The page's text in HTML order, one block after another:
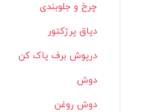
چرخ و جلوبندی
دپاق پرژکتور
درپوش برف پاک کن
دوش
دوش روغن